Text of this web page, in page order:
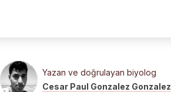
Yazan ve doğrulayan biyolog
Cesar Paul Gonzalez Gonzalez